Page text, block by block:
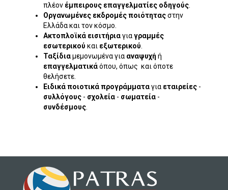
πλέον έμπειρους επαγγελματίες οδηγούς
Οργανωμένες εκδρομές ποιότηταςστην
Ελλάδα και τον κόσμο.
Ακτοπλοϊκά εισιτήριαγιαγραμμές
εσωτερικού και εξωτερικού
Ταξίδιαμεμονωμένα για αναψυχή ή
επαγγελματικάόπου, όπως και όποτε
θελήσετε.
Ειδικά ποιοτικά προγράμματαγια εταιρείες -
συλλόγους - σχολεία - σωματεία -
συνδέσμους